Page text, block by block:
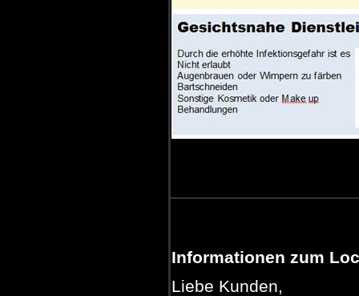
Informationen zum
Liebe Kunden,